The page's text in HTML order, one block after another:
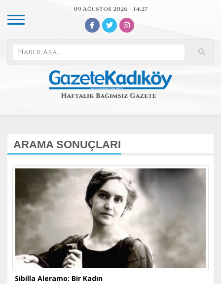
09 Ağustos 2026 - 14:27
ARAMA SONUÇLARI
Sibilla Aleramo: Bir Kadın